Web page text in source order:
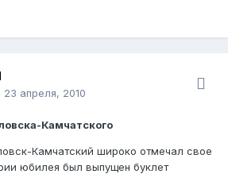
23 апреля, 2010
Камчатского
Камчатский широко отмечал свое
юбилея был выпущен буклет